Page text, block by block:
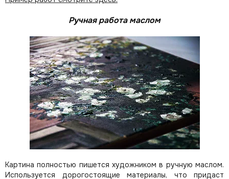
Ручная работа маслом
Картина полностью пишется художником в ручную маслом.
Используется дорогостоящие материалы, что придаст